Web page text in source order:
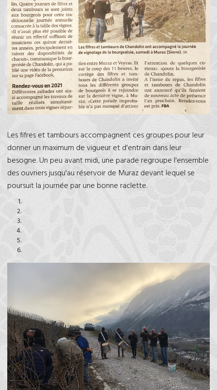
Les fifres et tambours accompagnent ces groupes pour leur
donner un maximum de vigueur et d'entrain dans leur
besogne. Un peu avant midi, une parade regroupe l'ensemble
des ouvriers jusqu'au réservoir de Muraz devant lequel se
poursuit la journée par une bonne raclette.